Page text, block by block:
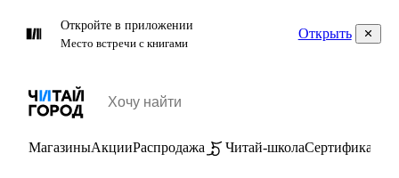
Откройте в приложении
Место встречи с книгами
Открыть
МагазиныАкцииРаспродажа Читай-школаСертификаты